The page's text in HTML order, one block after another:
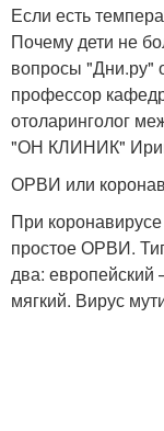
Если есть
Почему дети не
вопросы "Дни.ру"
профессор
отоларинголог
"ОН КЛИНИК"
ОРВИ или
При
простое ОРВИ.
два: европейский
мягкий. Вирус